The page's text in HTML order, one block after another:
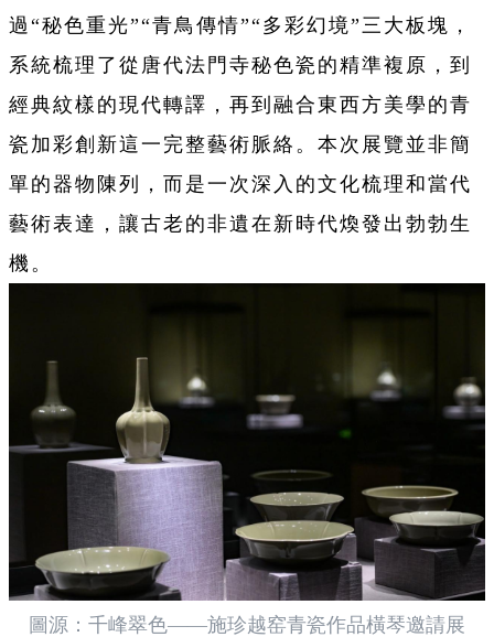
過“秘色重光”“青鳥傳情”“多彩幻境”三大板塊，
系統梳理了從唐代法門寺秘色瓷的精準複原，到
經典紋樣的現代轉譯，再到融合東西方美學的青
瓷加彩創新這一完整藝術脈絡。本次展覽並非簡
單的器物陳列，而是一次深入的文化梳理和當代
藝術表達，讓古老的非遺在新時代煥發出勃勃生
機。
圖源：千峰翠色——施珍越窑青瓷作品橫琴邀請展